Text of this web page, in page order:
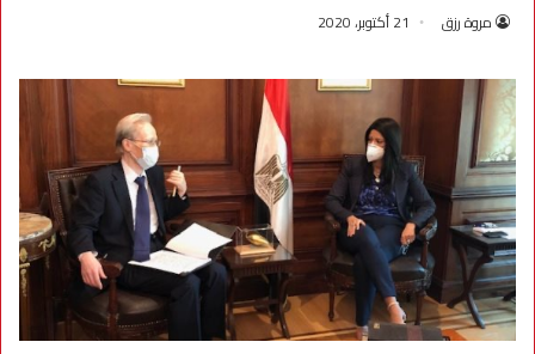
مروة رزق 21 أكتوبر، 2020